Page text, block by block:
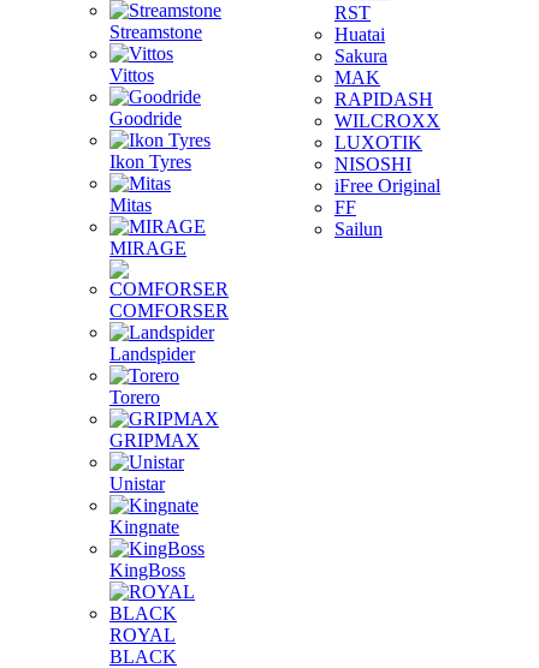
Streamstone
Vittos
Goodride
Ikon Tyres
Mitas
MIRAGE
COMFORSER
Landspider
Torero
GRIPMAX
Unistar
Kingnate
KingBoss
ROYAL
BLACK
RST
Huatai
Sakura
MAK
RAPIDASH
WILCROXX
LUXOTIK
NISOSHI
iFree Original
FF
Sailun